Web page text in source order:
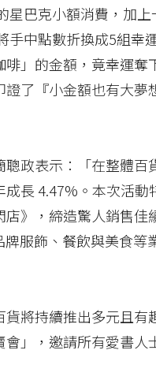
星巴克小額消費，加
手中點數折換成5組幸
」的金額，竟幸運
了『小金額也有大夢
政表示：「在整體
長 4.47%。本次活
》，締造驚人銷售
服飾、餐飲與美食等
將持續推出多元且有
」，邀請所有愛書人